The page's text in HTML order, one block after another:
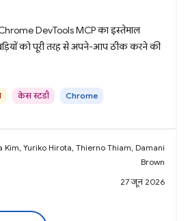
DevTools MCP का इस्तेमाल
को पूरी तरह से अपने-आप ठीक करने की
केस स्टडी Chrome
Kim, Yuriko Hirota, Thierno Thiam, Damani
Brown
27 जून 2026